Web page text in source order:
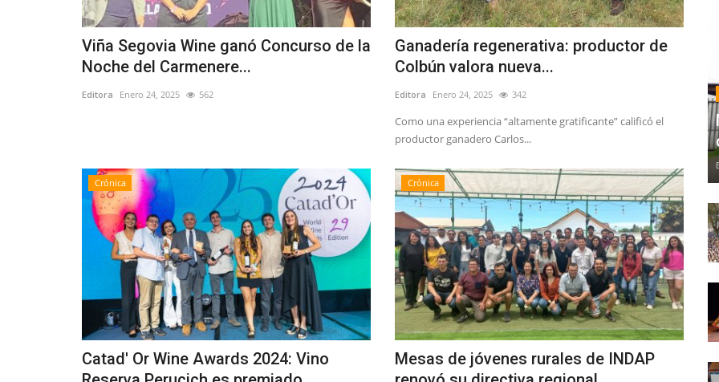
Viña Segovia Wine ganó Concurso de la
Noche del Carmenere...
Editora Enero 24, 2025 562
Ganadería regenerativa: productor de
Colbún valora nueva...
Editora Enero 24, 2025 342
Como una experiencia “altamente gratificante” calificó el
productor ganadero Carlos...
Crónica
Catad' Or Wine Awards 2024: Vino
Crónica
Mesas de jóvenes rurales de INDAP